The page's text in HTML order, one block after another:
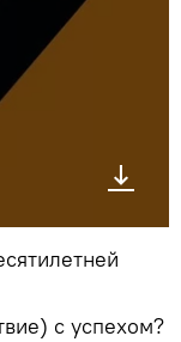
с успехом?